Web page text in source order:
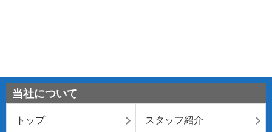
当社について
トップ スタッフ紹介